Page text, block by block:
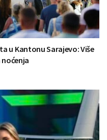
u Kantonu Sarajevo: Više